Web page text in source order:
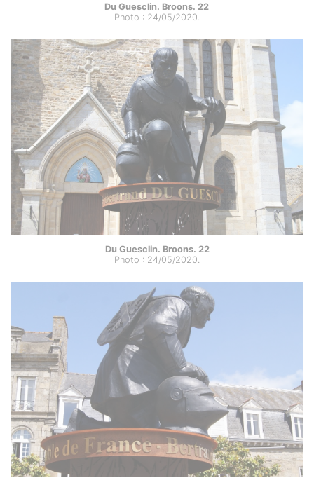
Du Guesclin. Broons. 22
Photo : 24/05/2020.
Du Guesclin. Broons. 22
Photo : 24/05/2020.